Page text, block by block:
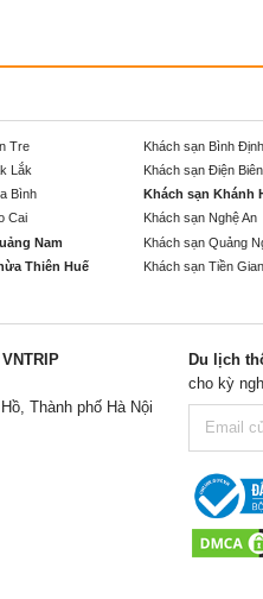
Tre Khách sạn Bình Định
Lắk Khách sạn Điện Biên
Bình Khách sạn Khánh
Cai Khách sạn Nghệ An
Nam Khách sạn Quảng
Thiên Huế Khách sạn Tiền
Thành phố Hà Nội
Du lịch
cho kỳ